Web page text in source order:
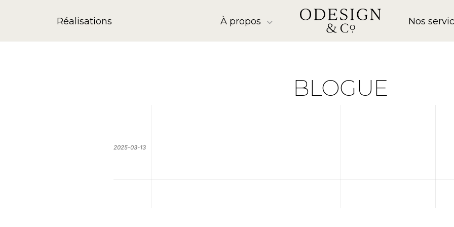
Réalisations À propos Nos
BLOGUE
2025-03-13